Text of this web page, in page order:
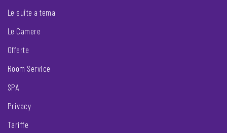
Le suite a tema
Le Camere
Offerte
Room Service
SPA
Privacy
Tariffe